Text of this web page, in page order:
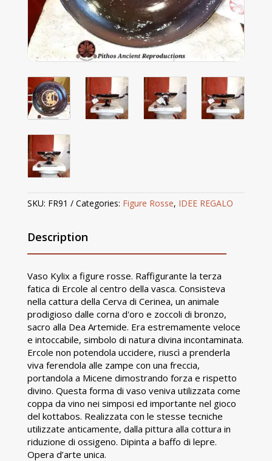
Description
Vaso Kylix a figure rosse. Raffigurante la terza
fatica di Ercole al centro della vasca. Consisteva
nella cattura della Cerva di Cerinea, un animale
prodigioso dalle corna d'oro e zoccoli di bronzo,
sacro alla Dea Artemide. Era estremamente veloce
e intoccabile, simbolo di natura divina incontaminata.
Ercole non potendola uccidere, riuscì a prenderla
viva ferendola alle zampe con una freccia,
portandola a Micene dimostrando forza e rispetto
divino. Questa forma di vaso veniva utilizzata come
coppa da vino nei simposi ed importante nel gioco
del kottabos. Realizzata con le stesse tecniche
utilizzate anticamente, dalla pittura alla cottura in
riduzione di ossigeno. Dipinta a baffo di lepre.
Opera d’arte unica.
SKU: FR91 Categories: Figure Rosse, IDEE REGALO